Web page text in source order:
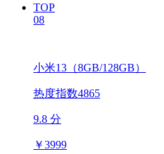
TOP
08
小米13（8GB/128GB）
热度指数4865
9.8 分
￥3999